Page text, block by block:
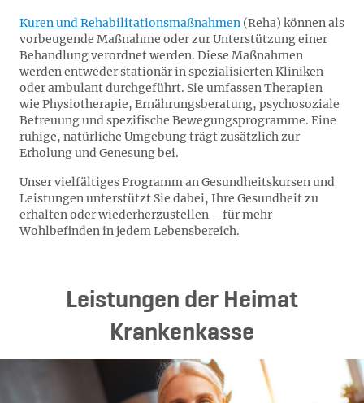
Kuren und Rehabilitationsmaßnahmen (Reha) können als
vorbeugende Maßnahme oder zur Unterstützung einer
Behandlung verordnet werden. Diese Maßnahmen
werden entweder stationär in spezialisierten Kliniken
oder ambulant durchgeführt. Sie umfassen Therapien
wie Physiotherapie, Ernährungsberatung, psychosoziale
Betreuung und spezifische Bewegungsprogramme. Eine
ruhige, natürliche Umgebung trägt zusätzlich zur
Erholung und Genesung bei.
Unser vielfältiges Programm an Gesundheitskursen und
Leistungen unterstützt Sie dabei, Ihre Gesundheit zu
erhalten oder wiederherzustellen – für mehr
Wohlbefinden in jedem Lebensbereich.
Leistungen der Heimat
Krankenkasse